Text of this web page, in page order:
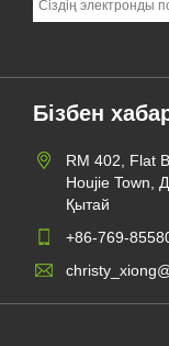
Бізбен
RM 402, Flat
Houjie Town,
Қытай
+86-769-